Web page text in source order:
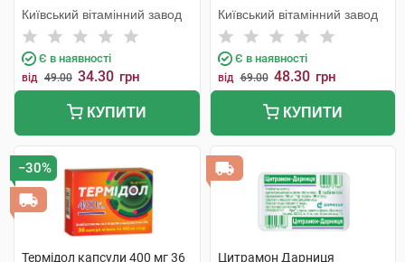
Київський вітамінний завод
Є в наявності
від 49.00 34.30 грн
КУПИТИ
Київський вітамінний завод
Є в наявності
від 69.00 48.30 грн
КУПИТИ
−30%
Термідол капсули 400 мг 36
Цитрамон Дарниця